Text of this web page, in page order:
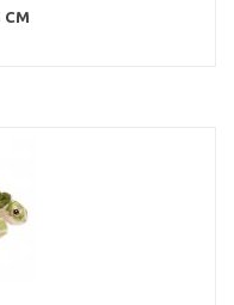
CM